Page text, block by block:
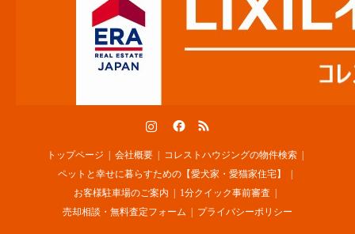
トップページ 会社概要
コレストハウジングの物件検索
ペットと幸せに暮らすための【愛犬家・愛猫家住宅】
お客様駐車場のご案内
1分クイック事前審査
売却相談・無料査定フォーム
プライバシーポリシー